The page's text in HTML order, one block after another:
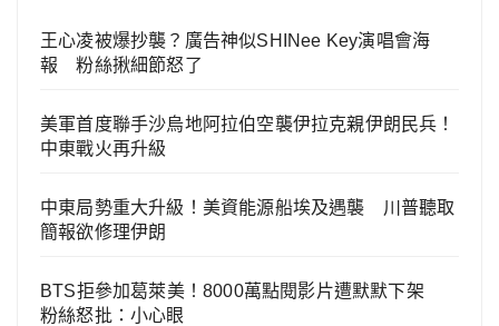
王心凌被爆抄襲？廣告神似SHINee Key演唱會海
報 粉絲揪細節怒了
美軍首度聯手沙烏地阿拉伯空襲伊拉克親伊朗民兵！
中東戰火再升級
中東局勢重大升級！美資能源船埃及遇襲 川普聽取
簡報欲修理伊朗
BTS拒參加葛萊美！8000萬點閱影片遭默默下架
粉絲怒批：小心眼